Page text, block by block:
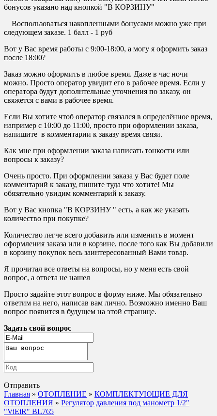
бонусов указано над кнопкой "В КОРЗИНУ"
Воспользоваться накопленными бонусами можно уже при
следующем заказе. 1 балл - 1 руб
Вот у Вас время работы с 9:00-18:00, а могу я оформить заказ
после 18:00?
Заказ можно оформить в любое время. Даже в час ночи
можно. Просто оператор увидит его в рабочее время. Если у
оператора будут дополнтельные уточнения по заказу, он
свяжется с вами в рабочее время.
Если Вы хотите чтоб оператор связался в определённое время,
например с 10:00 до 11:00, просто при оформлении заказа,
напишите в комментарии к заказу время связи.
Как мне при оформлении заказа написать тонкости или
вопросы к заказу?
Очень просто. При оформлении заказа у Вас будет поле
комментарий к заказу, пишите туда что хотите! Мы
обязательно увидим комментарий к заказу.
Вот у Вас кнопка "В КОРЗИНУ " есть, а как же указать
количество при покупке?
Количество легче всего добавить или изменить в момент
оформления заказа или в корзине, после того как Вы добавили
в корзину покупок весь заинтересованный Вами товар.
Я прочитал все ответы на вопросы, но у меня есть свой
вопрос, а ответа не нашел
Просто задайте этот вопрос в форму ниже. Мы обязательно
ответим на него, написав вам лично. Возможно именно Ваш
вопрос появится в будущем на этой странице.
Задать свой вопрос
Отправить
Главная » ОТОПЛЕНИЕ » КОМПЛЕКТУЮЩИЕ ДЛЯ
ОТОПЛЕНИЯ » Регулятор давления под манометр 1/2"
"ViEiR" BL765